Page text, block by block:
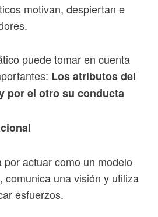
motivan, despiertan e
puede tomar en cuenta
Los atributos del
por el otro su conducta
actuar como un modelo
comunica una visión y utiliza
esfuerzos.